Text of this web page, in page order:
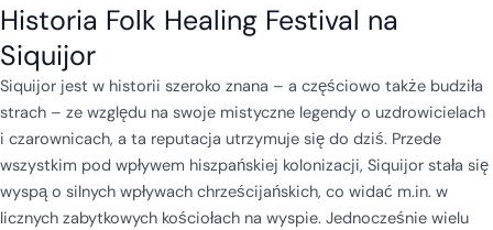
Historia Folk Healing Festival na
Siquijor
Siquijor jest w historii szeroko znana – a częściowo także budziła
strach – ze względu na swoje mistyczne legendy o uzdrowicielach
i czarownicach, a ta reputacja utrzymuje się do dziś. Przede
wszystkim pod wpływem hiszpańskiej kolonizacji, Siquijor stała się
wyspą o silnych wpływach chrześcijańskich, co widać m.in. w
licznych zabytkowych kościołach na wyspie. Jednocześnie wielu